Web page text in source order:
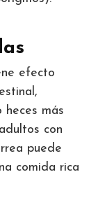
efecto
más
con
puede
comida rica